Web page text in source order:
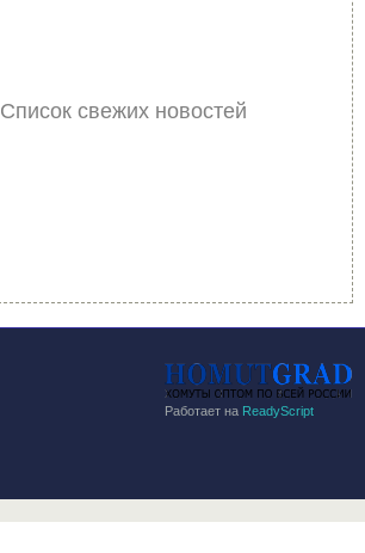
Список свежих новостей
Работает на ReadyScript